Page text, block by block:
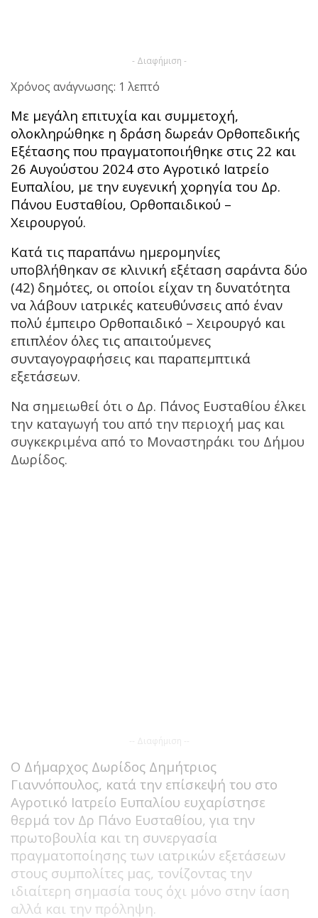
- Διαφήμιση -
Χρόνος ανάγνωσης: 1 λεπτό
Με μεγάλη επιτυχία και συμμετοχή,
ολοκληρώθηκε η δράση δωρεάν Ορθοπεδικής
Εξέτασης που πραγματοποιήθηκε στις 22 και
26 Αυγούστου 2024 στο Αγροτικό Ιατρείο
Ευπαλίου, με την ευγενική χορηγία του Δρ.
Πάνου Ευσταθίου, Ορθοπαιδικού –
Χειρουργού.
Κατά τις παραπάνω ημερομηνίες
υποβλήθηκαν σε κλινική εξέταση σαράντα δύο
(42) δημότες, οι οποίοι είχαν τη δυνατότητα
να λάβουν ιατρικές κατευθύνσεις από έναν
πολύ έμπειρο Ορθοπαιδικό – Χειρουργό και
επιπλέον όλες τις απαιτούμενες
συνταγογραφήσεις και παραπεμπτικά
εξετάσεων.
Να σημειωθεί ότι ο Δρ. Πάνος Ευσταθίου έλκει
την καταγωγή του από την περιοχή μας και
συγκεκριμένα από το Μοναστηράκι του Δήμου
Δωρίδος.
-- Διαφήμιση --
Ο Δήμαρχος Δωρίδος Δημήτριος
Γιαννόπουλος, κατά την επίσκεψή του στο
Αγροτικό Ιατρείο Ευπαλίου ευχαρίστησε
θερμά τον Δρ Πάνο Ευσταθίου, για την
πρωτοβουλία και τη συνεργασία
πραγματοποίησης των ιατρικών εξετάσεων
στους συμπολίτες μας, τονίζοντας την
ιδιαίτερη σημασία τους όχι μόνο στην ίαση
αλλά και την πρόληψη.